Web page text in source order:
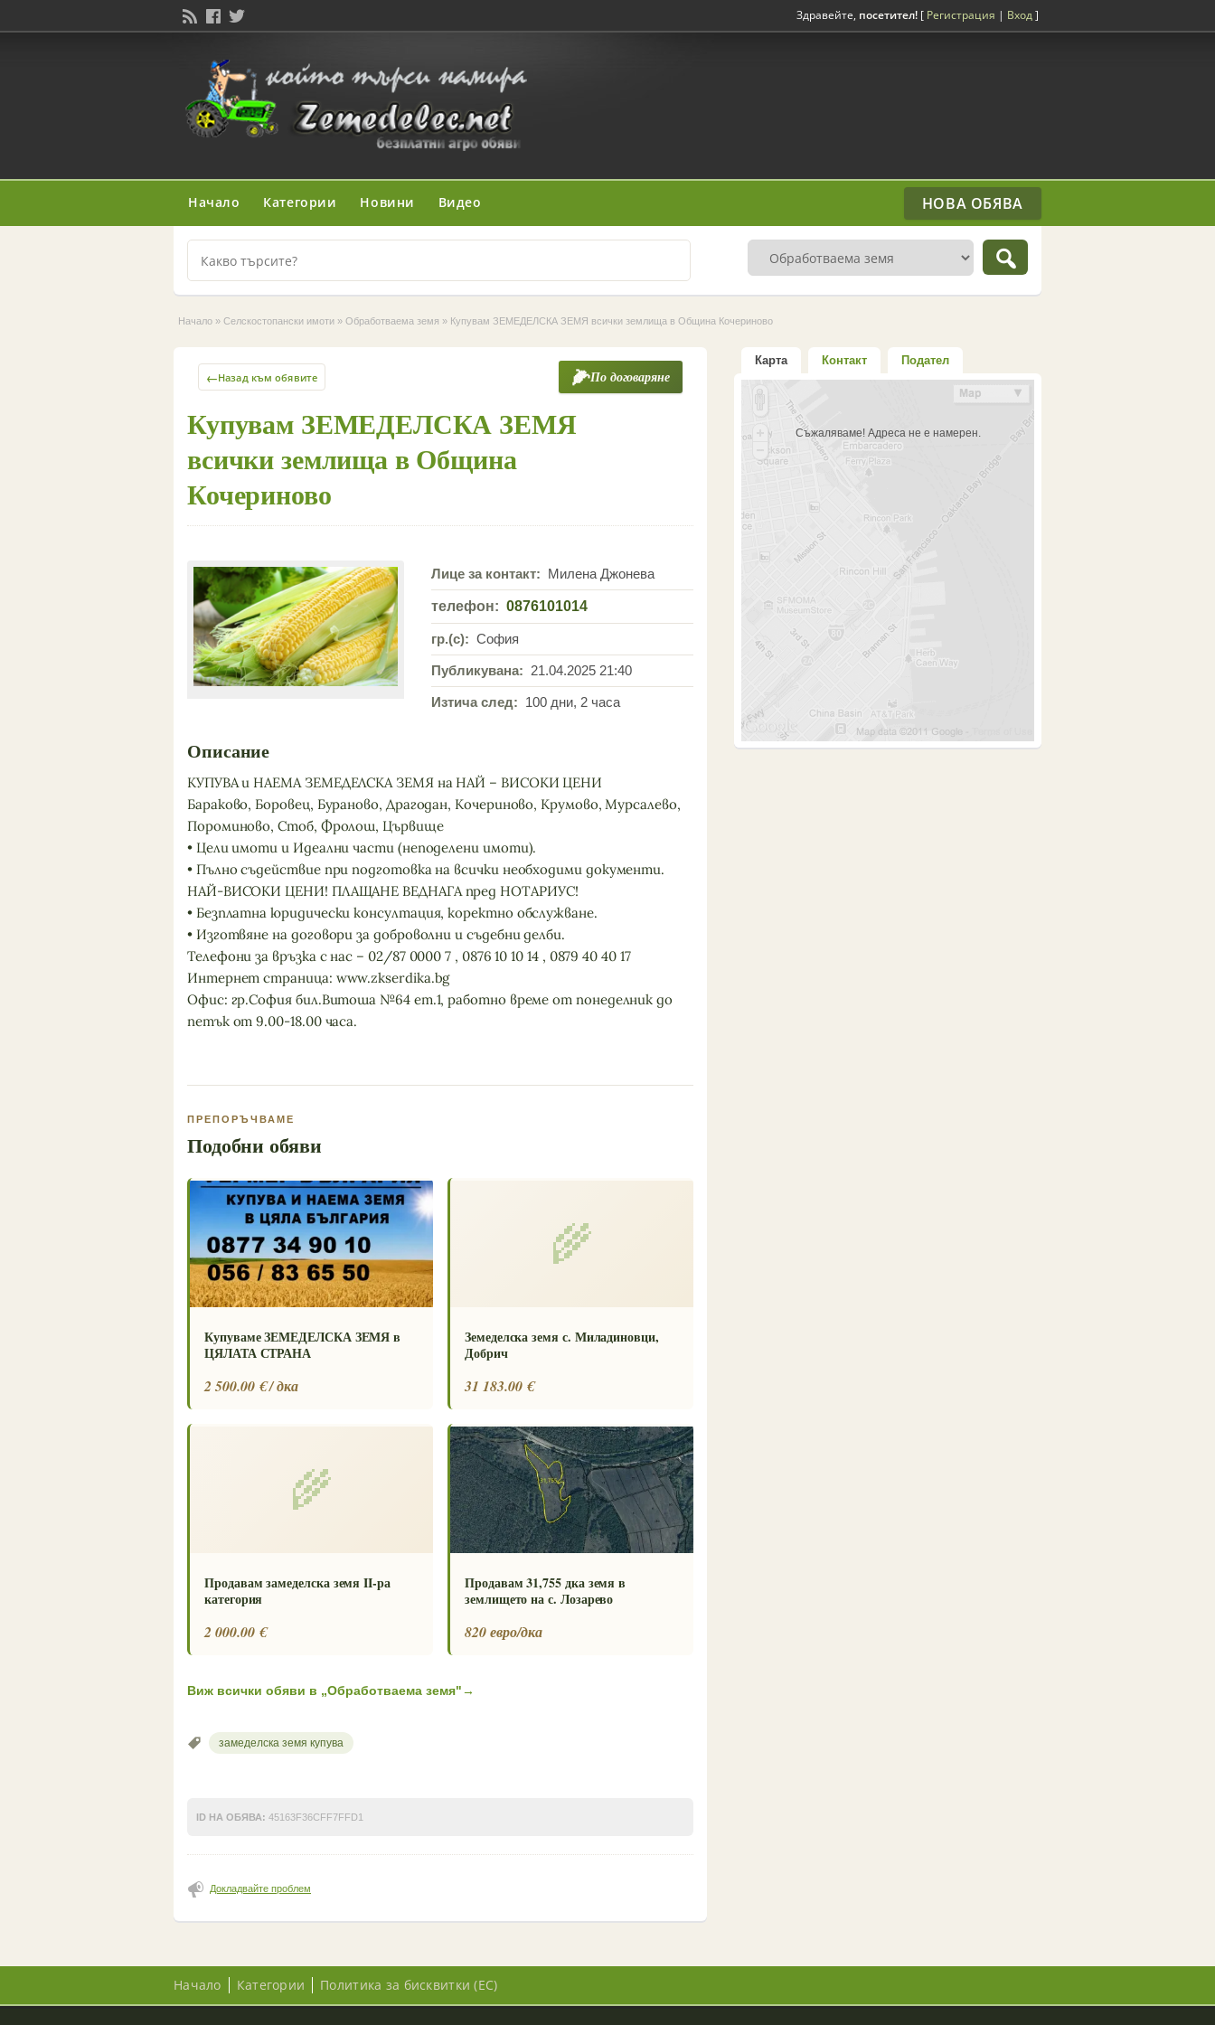
Здравейте, посетител! [ Регистрация | Вход]
Начало Категории Новини Видео НОВА ОБЯВА
Начало » Селскостопански имоти » Обработваема земя » Купувам ЗЕМЕДЕЛСКА ЗЕМЯ всички землища в Община Кочериново
←Назад към обявите По договаряне
Купувам ЗЕМЕДЕЛСКА ЗЕМЯ
всички землища в Община
Кочериново
Лице за контакт: Милена Джонева
телефон: 0876101014
гр.(с): София
Публикувана: 21.04.2025 21:40
Изтича след: 100 дни, 2 часа
Описание
КУПУВА и НАЕМА ЗЕМЕДЕЛСКА ЗЕМЯ на НАЙ – ВИСОКИ ЦЕНИ
Бараково, Боровец, Бураново, Драгодан, Кочериново, Крумово, Мурсалево,
Пороминово, Стоб, Фролош, Цървище
• Цели имоти и Идеални части (неподелени имоти).
• Пълно съдействие при подготовка на всички необходими документи.
НАЙ-ВИСОКИ ЦЕНИ! ПЛАЩАНЕ ВЕДНАГА пред НОТАРИУС!
• Безплатна юридически консултация, коректно обслужване.
• Изготвяне на договори за доброволни и съдебни делби.
Телефони за връзка с нас – 02/87 0000 7 , 0876 10 10 14 , 0879 40 40 17
Интернет страница: www.zkserdika.bg
Офис: гр.София бил.Витоша №64 ет.1, работно време от понеделник до
петък от 9.00-18.00 часа.
ПРЕПОРЪЧВАМЕ
Подобни обяви
Купуваме ЗЕМЕДЕЛСКА ЗЕМЯ в
ЦЯЛАТА СТРАНА
2 500.00 € / дка
🌾
Земеделска земя с. Миладиновци,
Добрич
31 183.00 €
🌾
Продавам замеделска земя II-ра
категория
2 000.00 €
Продавам 31,755 дка земя в
землището на с. Лозарево
820 евро/дка
Виж всички обяви в „Обработваема земя"→
замеделска земя купува
ID НА ОБЯВА: 45163F36CFF7FFD1
Докладвайте проблем
Карта Контакт Подател
Съжаляваме! Адреса не е намерен.
Начало Категории Политика за бисквитки (ЕС)